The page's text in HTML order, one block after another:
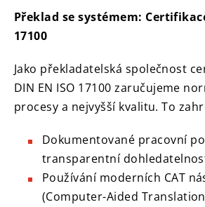
Překlad se systémem:
17100
Jako překladatelská společnost
DIN EN ISO 17100 zaručujeme
procesy a nejvyšší kvalitu. To
Dokumentované pracovní
transparentní
Používání moderních CAT
(Computer-Aided